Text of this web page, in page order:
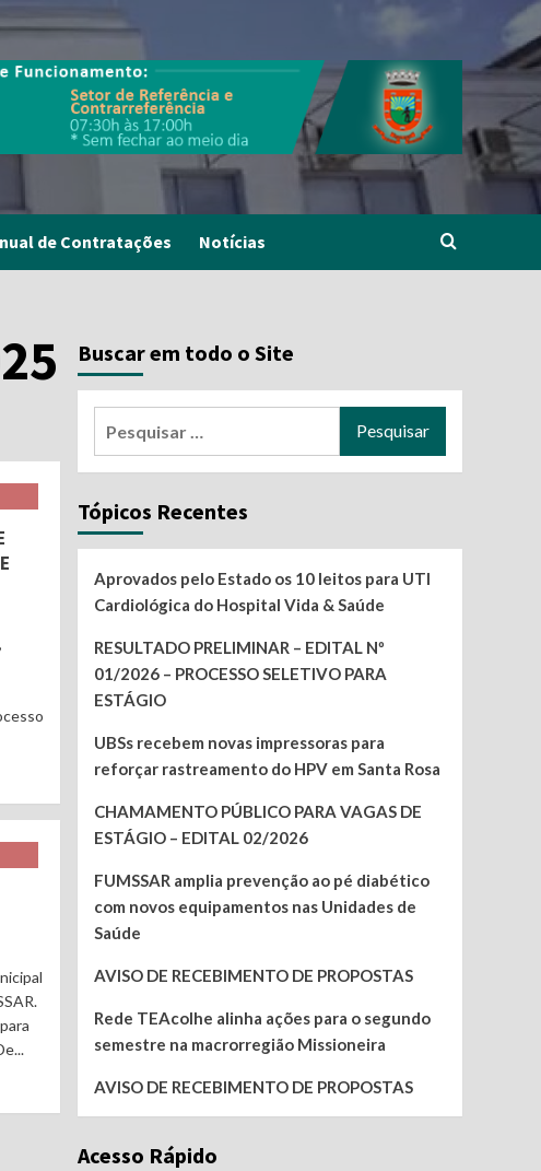
de Contratações Notícias
Buscar em todo o Site
Tópicos Recentes
Aprovados pelo Estado os 10 leitos para UTI
Cardiológica do Hospital Vida & Saúde
RESULTADO PRELIMINAR – EDITAL Nº
01/2026 – PROCESSO SELETIVO PARA
ESTÁGIO
UBSs recebem novas impressoras para
reforçar rastreamento do HPV em Santa Rosa
CHAMAMENTO PÚBLICO PARA VAGAS DE
ESTÁGIO – EDITAL 02/2026
FUMSSAR amplia prevenção ao pé diabético
com novos equipamentos nas Unidades de
Saúde
AVISO DE RECEBIMENTO DE PROPOSTAS
Rede TEAcolhe alinha ações para o segundo
semestre na macrorregião Missioneira
AVISO DE RECEBIMENTO DE PROPOSTAS
Acesso Rápido